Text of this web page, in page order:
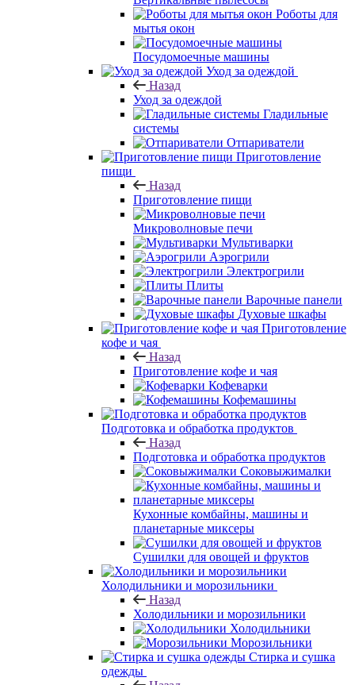
Роботы для
мытья окон
Посудомоечные машины
Уход за одеждой
Назад
Уход за одеждой
Гладильные
системы
Отпариватели
Приготовление
пищи
Назад
Приготовление пищи
Микроволновые печи
Мультиварки
Аэрогрили
Электрогрили
Плиты
Варочные панели
Духовые шкафы
Приготовление
кофе и чая
Назад
Приготовление кофе и чая
Кофеварки
Кофемашины
Подготовка и обработка продуктов
Назад
Подготовка и обработка продуктов
Соковыжималки
Кухонные комбайны, машины и
планетарные миксеры
Сушилки для овощей и фруктов
Холодильники и морозильники
Назад
Холодильники и морозильники
Холодильники
Морозильники
Стирка и сушка
одежды